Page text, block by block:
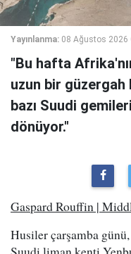
Yayınlanma: 08 Ağustos 2026
"Bu hafta
uzun bir güzergah
bazı Suudi
dönüyor."
Gaspard Rouffin |
Husiler çarşamba